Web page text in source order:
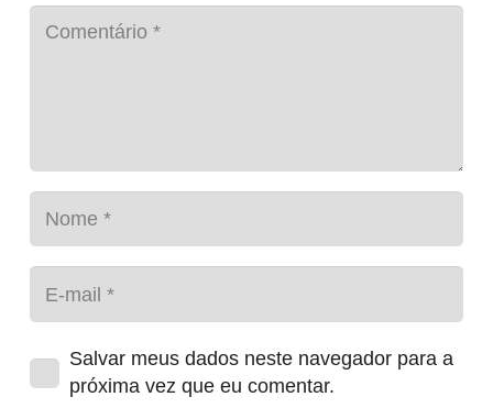
Salvar meus dados neste navegador para a
próxima vez que eu comentar.